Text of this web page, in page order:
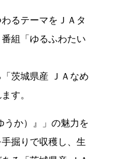
るテーマをＪＡタ
組「ゆるふわたい
茨城県産 ＪＡなめ
す。
か）』」の魅力を
掘りで収穫し、生